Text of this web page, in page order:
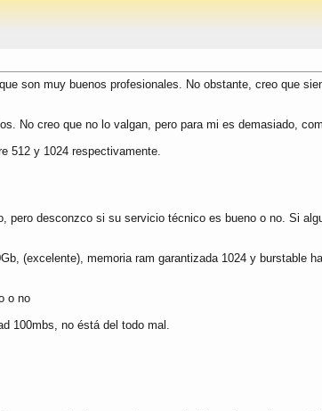
son muy buenos profesionales. No obstante, creo que
No creo que no lo valgan, pero para mi es demasiado,
512 y 1024 respectivamente.
desconzco si su servicio técnico es bueno o no. Si
(excelente), memoria ram garantizada 1024 y burstable
o no
100mbs, no éstá del todo mal.